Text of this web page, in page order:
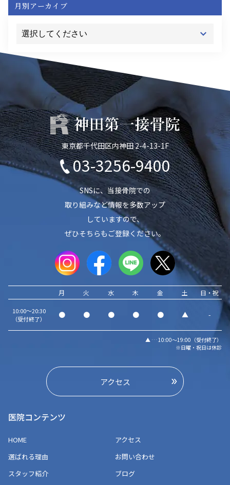
月別アーカイブ
東京都千代田区内神田 2-4-13-1F
03-3256-9400
SNSに、当接骨院での
取り組みなど情報を多数アップ
していますので、
ぜひそちらもご登録ください。
月 火 水 木 金 土 日・祝
10:00～20:30
（受付終了）
● ● ● ● ● ▲ -
▲ … 10:00～19:00（受付終了）
※日曜・祝日は休診
アクセス
医院コンテンツ
HOME
選ばれる理由
スタッフ紹介
アクセス
お問い合わせ
ブログ